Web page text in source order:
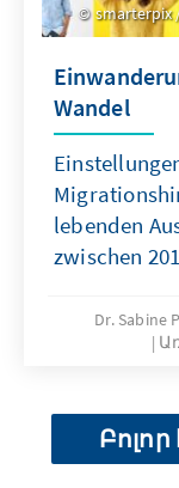
smarterpix
Wandel
lebenden
zwischen
Dr. Sabine